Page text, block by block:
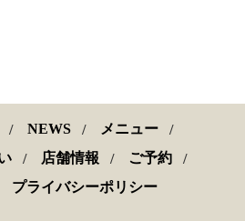
NEWS
メニュー
店舗情報
ご予約
プライバシーポリシー